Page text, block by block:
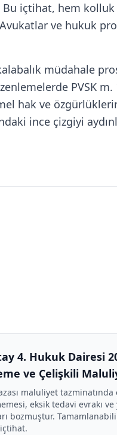
Bu içtihat, hem
ve hukuk
müdahale
PVSK
hak ve
ince çizgiyi
4. Hukuk Dairesi
ve Çelişkili
maluliyet
eksik tedavi evrakı
bozmuştur.